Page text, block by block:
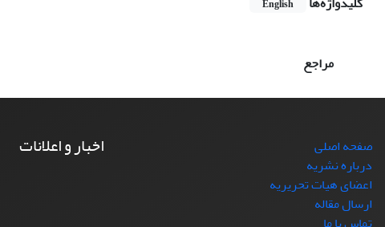
English
مراجع
صفحه اصلی
درباره نشریه
اعضای هیات تحریریه
ارسال مقاله
اخبار و اعلانات